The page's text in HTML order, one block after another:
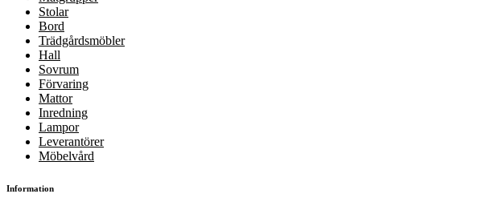
Stolar
Bord
Trädgårdsmöbler
Hall
Sovrum
Förvaring
Mattor
Inredning
Lampor
Leverantörer
Möbelvård
Information